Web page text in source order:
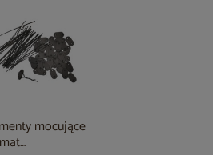
mocujące